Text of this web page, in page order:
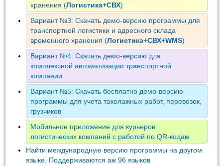
хранения (Логистика+СВХ)
Вариант №3: Скачать демо-версию программы для
транспортной логистики и адресного склада
временного хранения (Логистика+СВХ+WMS)
Вариант №4: Скачать демо-версию для
комплексной автоматизации транспортной
компании
Вариант №5: Скачать бесплатно демо-версию
программы для учета такелажных работ, перевозок,
грузчиков
Мобильное приложение для курьеров
логистических компаний с работой по QR-кодам
Найти международную версию программы на другом
языке. Поддерживаются аж 96 языков